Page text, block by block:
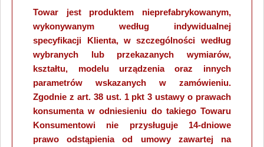
Towar jest produktem nieprefabrykowanym,
wykonywanym według indywidualnej
specyfikacji Klienta, w szczególności według
wybranych lub przekazanych wymiarów,
kształtu, modelu urządzenia oraz innych
parametrów wskazanych w zamówieniu.
Zgodnie z art. 38 ust. 1 pkt 3 ustawy o prawach
konsumenta w odniesieniu do takiego Towaru
Konsumentowi nie przysługuje 14-dniowe
prawo odstąpienia od umowy zawartej na